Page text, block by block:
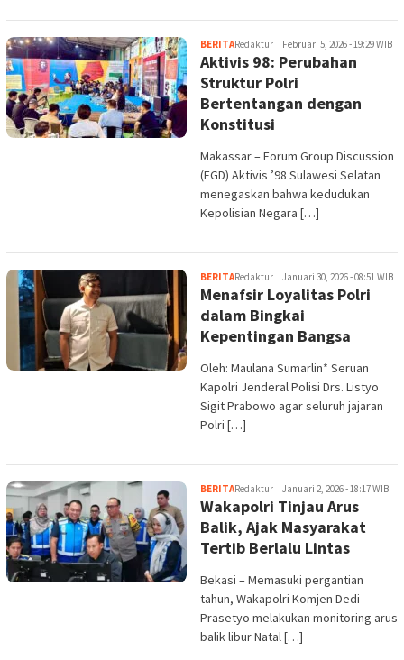
BERITARedaktur Februari 5, 2026 - 19:29 WIB
Aktivis 98: Perubahan
Struktur Polri
Bertentangan dengan
Konstitusi
Makassar – Forum Group Discussion
(FGD) Aktivis ’98 Sulawesi Selatan
menegaskan bahwa kedudukan
Kepolisian Negara […]
BERITARedaktur Januari 30, 2026 - 08:51 WIB
Menafsir Loyalitas Polri
dalam Bingkai
Kepentingan Bangsa
Oleh: Maulana Sumarlin* Seruan
Kapolri Jenderal Polisi Drs. Listyo
Sigit Prabowo agar seluruh jajaran
Polri […]
BERITARedaktur Januari 2, 2026 - 18:17 WIB
Wakapolri Tinjau Arus
Balik, Ajak Masyarakat
Tertib Berlalu Lintas
Bekasi – Memasuki pergantian
tahun, Wakapolri Komjen Dedi
Prasetyo melakukan monitoring arus
balik libur Natal […]